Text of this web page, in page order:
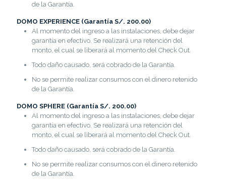
de la Garantía.
DOMO EXPERIENCE (Garantía S/. 200.00)
Al momento del ingreso a las instalaciones, debe dejar
garantía en efectivo. Se realizará una retención del
monto, el cual se liberará al momento del Check Out.
Todo daño causado, será cobrado de la Garantía.
No se permite realizar consumos con el dinero retenido
de la Garantía.
DOMO SPHERE (Garantía S/. 200.00)
Al momento del ingreso a las instalaciones, debe dejar
garantía en efectivo. Se realizará una retención del
monto, el cual se liberará al momento del Check Out.
Todo daño causado, será cobrado de la Garantía.
No se permite realizar consumos con el dinero retenido
de la Garantía.